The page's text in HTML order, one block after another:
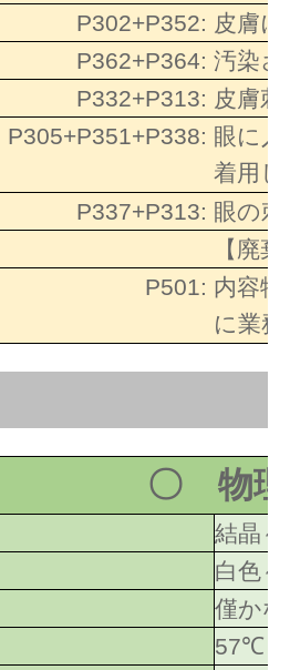
P302+P352: 皮膚
P362+P364: 汚染
P332+P313: 皮膚
P305+P351+P338: 眼に
着用
P337+P313: 眼の
【廃
P501: 内容
に業
〇 物理
結晶～
白色
僅か
57℃